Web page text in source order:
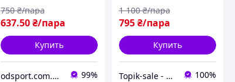
637.50 ₴/пара
750 ₴/пара
Купить
odsport.com.ua Мужская одежда спортивная 99%
795₴/пара
1 100 ₴/пара
Купить
Topik-sale - взуття зі знижками! 100%